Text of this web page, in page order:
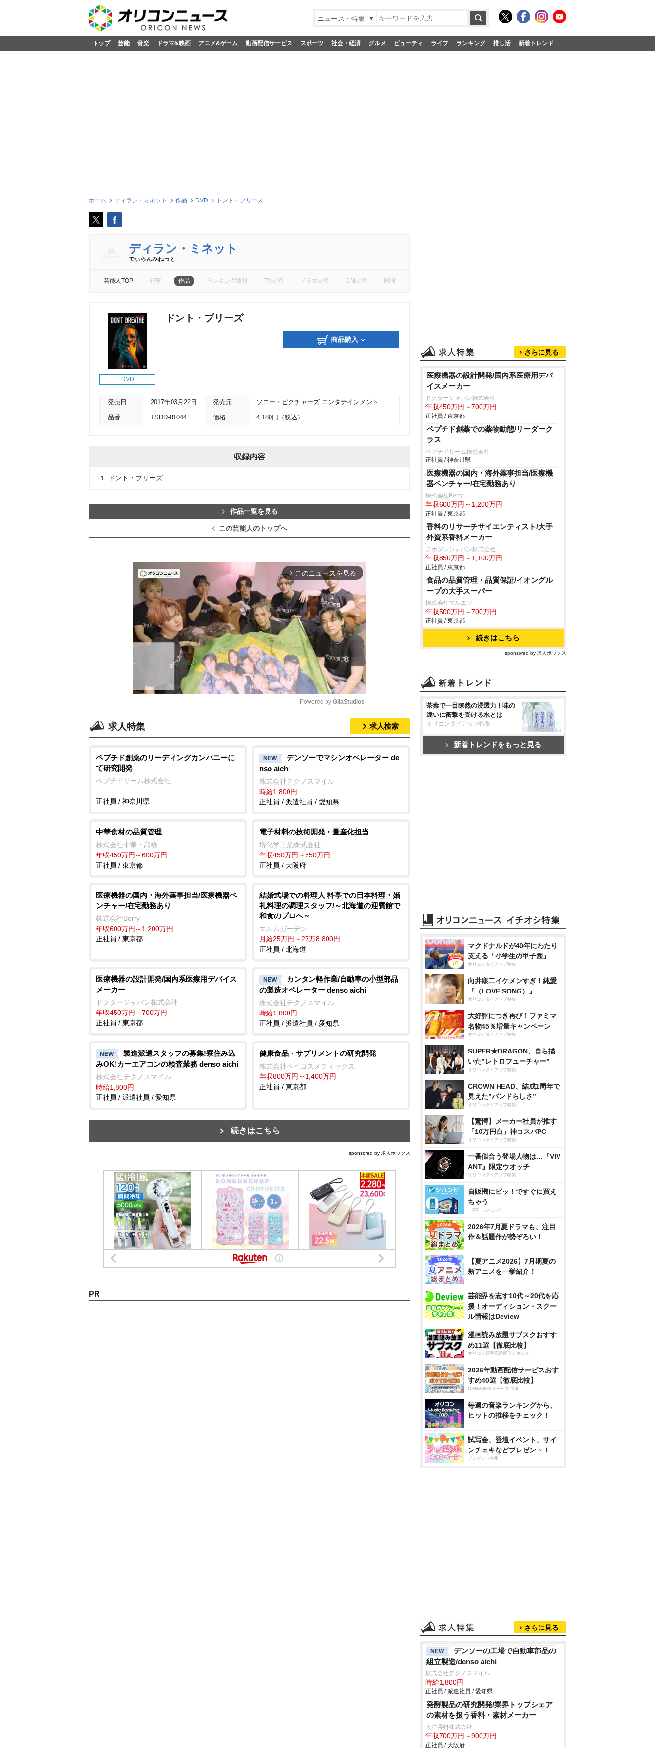
ニュース・特集
トップ 芸能 音楽 ドラマ&映画 アニメ&ゲーム 動画配信サービス スポーツ 社会・経済 グルメ ビューティ ライフ ランキング 推し活 新着トレンド
ホーム ディラン・ミネット 作品 DVD ドント・ブリーズ
ディラン・ミネット
でぃらんみねっと
芸能人TOP 記事 作品 ランキング情報 TV出演 ドラマ出演 CM出演 歌詞
DVD
ドント・ブリーズ
商品購入
発売日 2017年03月22日 発売元 ソニー・ピクチャーズ エンタテインメント
品番 TSDD-81044 価格 4,180円（税込）
収録内容
1. ドント・ブリーズ
作品一覧を見る
この芸能人のトップへ
arrow_forward_ios このニュースを見る
t
Powered by GliaStudios
求人特集 求人検索
ペプチド創薬のリーディングカンパニーに
て研究開発
ペプチドリーム株式会社
正社員 / 神奈川県
NEW
デンソーでマシンオペレーター de
nso aichi
株式会社テクノスマイル
時給1,800円
正社員 / 派遣社員 / 愛知県
中華食材の品質管理
株式会社中華・高橋
年収450万円～600万円
正社員 / 東京都
電子材料の技術開発・量産化担当
堺化学工業株式会社
年収450万円～550万円
正社員 / 大阪府
医療機器の国内・海外薬事担当/医療機器ベ
ンチャー/在宅勤務あり
株式会社Berry
年収600万円～1,200万円
正社員 / 東京都
結婚式場での料理人 料亭での日本料理・婚
礼料理の調理スタッフ/～北海道の迎賓館で
和食のプロへ～
エルムガーデン
月給25万円～27万8,800円
正社員 / 北海道
医療機器の設計開発/国内系医療用デバイス
メーカー
ドクタージャパン株式会社
年収450万円～700万円
正社員 / 東京都
NEW
カンタン軽作業/自動車の小型部品
の製造オペレーター denso aichi
株式会社テクノスマイル
時給1,800円
正社員 / 派遣社員 / 愛知県
NEW
製造派遣スタッフの募集!寮住み込
みOK!カーエアコンの検査業務 denso aichi
株式会社テクノスマイル
時給1,800円
正社員 / 派遣社員 / 愛知県
健康食品・サプリメントの研究開発
株式会社ベイコスメティックス
年収800万円～1,400万円
正社員 / 東京都
続きはこちら
sponsored by 求人ボックス
PR
さらに見る
医療機器の設計開発/国内系医療用デバ
イスメーカー
ドクタージャパン株式会社
年収450万円～700万円
正社員 / 東京都
ペプチド創薬での薬物動態/リーダーク
ラス
ペプチドリーム株式会社
正社員 / 神奈川県
医療機器の国内・海外薬事担当/医療機
器ベンチャー/在宅勤務あり
株式会社Berry
年収600万円～1,200万円
正社員 / 東京都
香料のリサーチサイエンティスト/大手
外資系香料メーカー
ジボダンジャパン株式会社
年収850万円～1,100万円
正社員 / 東京都
食品の品質管理・品質保証/イオングル
ープの大手スーパー
株式会社マルエツ
年収500万円～700万円
正社員 / 東京都
続きはこちら
sponsored by 求人ボックス
茶葉で一目瞭然の浸透力！味の
違いに衝撃を受ける水とは
オリコンタイアップ特集
新着トレンドをもっと見る
マクドナルドが40年にわたり
支える「小学生の甲子園」
オリコンタイアップ特集
向井康二イケメンすぎ！純愛
『（LOVE SONG）』
オリコンタイアップ特集
大好評につき再び！ファミマ
名物45％増量キャンペーン
オリコンタイアップ特集
SUPER★DRAGON、自ら描
いた”レトロフューチャー”
オリコンタイアップ特集
CROWN HEAD、結成1周年で
見えた”バンドらしさ”
オリコンタイアップ特集
【驚愕】メーカー社員が推す
「10万円台」神コスパPC
オリコンタイアップ特集
一番似合う登場人物は…『VIV
ANT』限定ウオッチ
オリコンタイアップ特集
自販機にピッ！ですぐに買え
ちゃう
（PR）ジハンピ
2026年7月夏ドラマも、注目
作＆話題作が勢ぞろい！
【夏アニメ2026】7月期夏の
新アニメを一挙紹介！
芸能界を志す10代～20代を応
援！オーディション・スクー
ル情報はDeview
漫画読み放題サブスクおすす
め11選【徹底比較】
オリコン顧客満足度ランキング
2026年動画配信サービスおす
すめ40選【徹底比較】
CS動画配信サービス20選
毎週の音楽ランキングから、
ヒットの推移をチェック！
試写会、登壇イベント、サイ
ンチェキなどプレゼント！
プレゼント特集
さらに見る
NEW
デンソーの工場で自動車部品の
組立製造/denso aichi
株式会社テクノスマイル
時給1,800円
正社員 / 派遣社員 / 愛知県
発酵製品の研究開発/業界トップシェア
の素材を扱う香料・素材メーカー
大洋香料株式会社
年収700万円～900万円
正社員 / 大阪府